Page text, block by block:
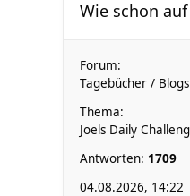
Wie schon
Forum:
Tagebücher /
Thema:
Joels Daily
Antworten: 1709
04.08.2026, 14:22